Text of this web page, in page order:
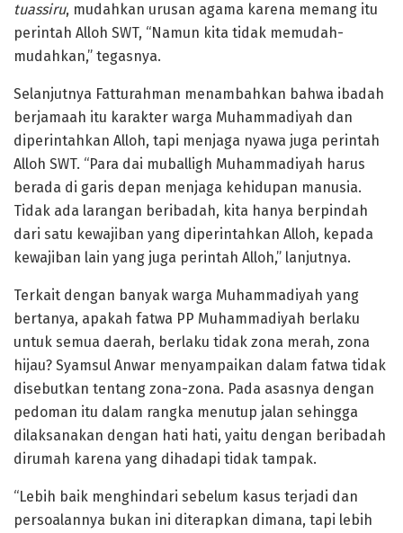
tuassiru, mudahkan urusan agama karena memang itu
perintah Alloh SWT, “Namun kita tidak memudah-
mudahkan,” tegasnya.
Selanjutnya Fatturahman menambahkan bahwa ibadah
berjamaah itu karakter warga Muhammadiyah dan
diperintahkan Alloh, tapi menjaga nyawa juga perintah
Alloh SWT. “Para dai muballigh Muhammadiyah harus
berada di garis depan menjaga kehidupan manusia.
Tidak ada larangan beribadah, kita hanya berpindah
dari satu kewajiban yang diperintahkan Alloh, kepada
kewajiban lain yang juga perintah Alloh,” lanjutnya.
Terkait dengan banyak warga Muhammadiyah yang
bertanya, apakah fatwa PP Muhammadiyah berlaku
untuk semua daerah, berlaku tidak zona merah, zona
hijau? Syamsul Anwar menyampaikan dalam fatwa tidak
disebutkan tentang zona-zona. Pada asasnya dengan
pedoman itu dalam rangka menutup jalan sehingga
dilaksanakan dengan hati hati, yaitu dengan beribadah
dirumah karena yang dihadapi tidak tampak.
“Lebih baik menghindari sebelum kasus terjadi dan
persoalannya bukan ini diterapkan dimana, tapi lebih